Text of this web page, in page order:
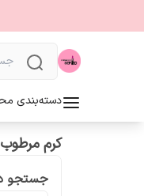
دسته‌بندی
کرم
جستجو